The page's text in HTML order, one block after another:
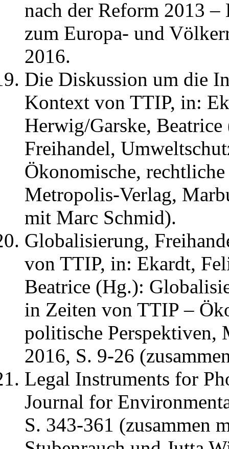
nach der Reform 2013
zum Europa- und
2016.
Die Diskussion um die
Kontext von TTIP, in:
Herwig/Garske,
Freihandel,
Ökonomische,
Metropolis-Verlag,
mit Marc Schmid).
Globalisierung,
von TTIP, in: Ekardt,
Beatrice (Hg.):
in Zeiten von TTIP –
politische Perspektiven,
2016, S. 9-26
Legal Instruments for
Journal for
S. 343-361 (zusammen